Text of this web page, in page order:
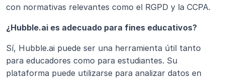
con normativas relevantes como el RGPD y la CCPA.
¿Hubble.ai es adecuado para fines educativos?
Sí, Hubble.ai puede ser una herramienta útil tanto
para educadores como para estudiantes. Su
plataforma puede utilizarse para analizar datos en